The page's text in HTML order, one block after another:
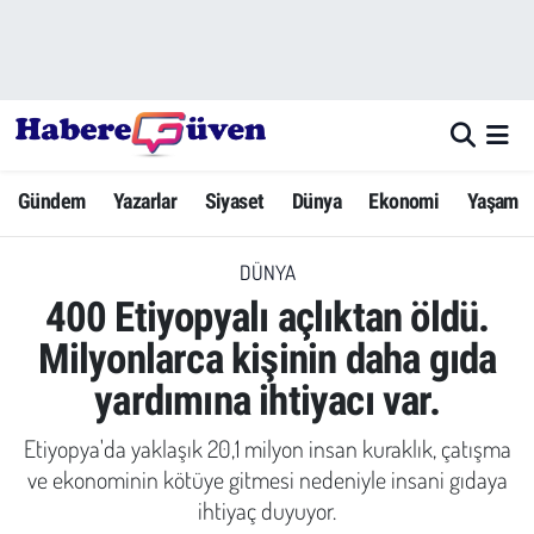
Gündem Yazarlar Siyaset Dünya Ekonomi Yaşam
DÜNYA
400 Etiyopyalı açlıktan öldü.
Milyonlarca kişinin daha gıda
yardımına ihtiyacı var.
Etiyopya'da yaklaşık 20,1 milyon insan kuraklık, çatışma
ve ekonominin kötüye gitmesi nedeniyle insani gıdaya
ihtiyaç duyuyor.
Yazarlar
Dünya
Ekonomi
Yaşam
Yerel Haberler
Hava Durumu
Trafik Durumu
Süper Lig Puan Durumu ve Fikstür
Tüm Manşetler
Son Dakika Haberleri
Haber Arşivi